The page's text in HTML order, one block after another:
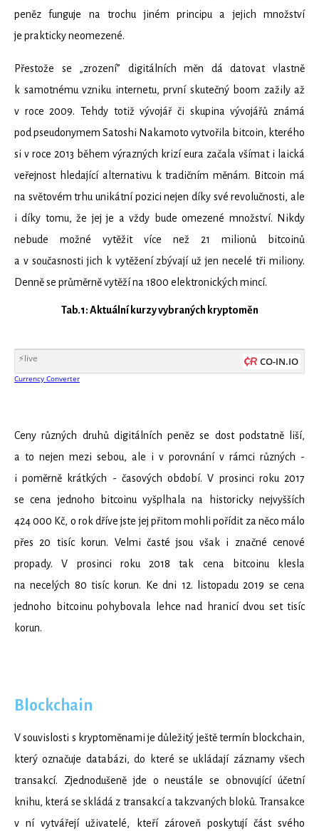
peněz funguje na trochu jiném principu a jejich množství
je prakticky neomezené.
Přestože se „zrození” digitálních měn dá datovat vlastně
k samotnému vzniku internetu, první skutečný boom zažily až
v roce 2009. Tehdy totiž vývojář či skupina vývojářů známá
pod pseudonymem Satoshi Nakamoto vytvořila bitcoin, kterého
si v roce 2013 během výrazných krizí eura začala všímat i laická
veřejnost hledající alternativu k tradičním měnám. Bitcoin má
na světovém trhu unikátní pozici nejen díky své revolučnosti, ale
i díky tomu, že jej je a vždy bude omezené množství. Nikdy
nebude možné vytěžit více než 21 milionů bitcoinů
a v současnosti jich k vytěžení zbývají už jen necelé tři miliony.
Denně se průměrně vytěží na 1800 elektronických mincí.
Tab.1: Aktuální kurzy vybraných kryptoměn
Ceny různých druhů digitálních peněz se dost podstatně liší,
a to nejen mezi sebou, ale i v porovnání v rámci různých -
i poměrně krátkých - časových období. V prosinci roku 2017
se cena jednoho bitcoinu vyšplhala na historicky nejvyšších
424 000 Kč, o rok dříve jste jej přitom mohli pořídit za něco málo
přes 20 tisíc korun. Velmi časté jsou však i značné cenové
propady. V prosinci roku 2018 tak cena bitcoinu klesla
na necelých 80 tisíc korun. Ke dni 12. listopadu 2019 se cena
jednoho bitcoinu pohybovala lehce nad hranicí dvou set tisíc
korun.
Blockchain
V souvislosti s kryptoměnami je důležitý ještě termín blockchain,
který označuje databázi, do které se ukládají záznamy všech
transakcí. Zjednodušeně jde o neustále se obnovující účetní
knihu, která se skládá z transakcí a takzvaných bloků. Transakce
v ní vytvářejí uživatelé, kteří zároveň poskytují část svého